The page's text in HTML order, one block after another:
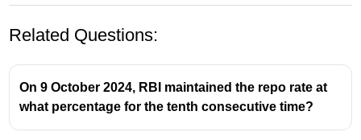
Related Questions:
On 9 October 2024, RBI maintained the repo rate at
what percentage for the tenth consecutive time?